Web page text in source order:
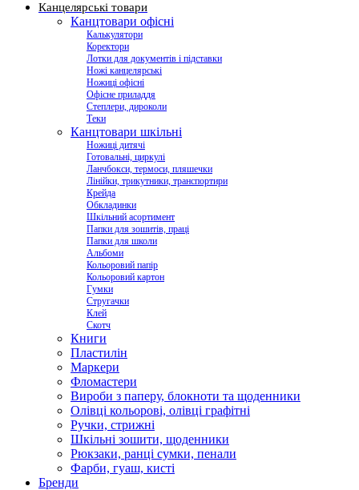
Канцелярські товари
Канцтовари офісні
Калькулятори
Коректори
Лотки для документів і підставки
Ножі канцелярські
Ножиці офісні
Офісне приладдя
Степлери, дироколи
Теки
Канцтовари шкільні
Ножиці дитячі
Готовальні, циркулі
Ланчбокси, термоси, пляшечки
Лінійки, трикутники, транспортири
Крейда
Обкладинки
Шкільний асортимент
Папки для зошитів, праці
Папки для школи
Альбоми
Кольоровий папір
Кольоровий картон
Гумки
Стругачки
Клей
Скотч
Книги
Пластилін
Маркери
Фломастери
Вироби з паперу, блокноти та щоденники
Олівці кольорові, олівці графітні
Ручки, стрижні
Шкільні зошити, щоденники
Рюкзаки, ранці сумки, пенали
Фарби, гуаш, кисті
Бренди